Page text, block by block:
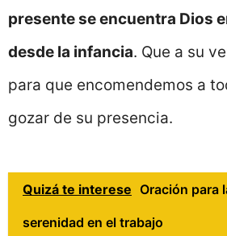
presente se encuentra Dios
desde la infancia. Que a su
para que encomendemos a
gozar de su presencia.
Quizá te interese Oración para
serenidad en el trabajo